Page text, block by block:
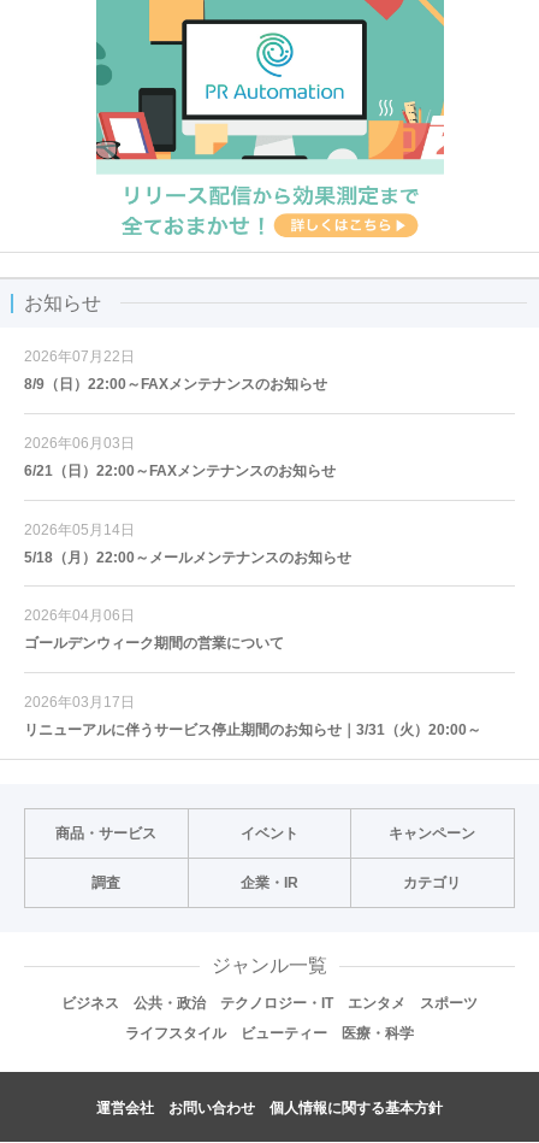
お知らせ
2026年07月22日
8/9（日）22:00～FAXメンテナンスのお知らせ
2026年06月03日
6/21（日）22:00～FAXメンテナンスのお知らせ
2026年05月14日
5/18（月）22:00～メールメンテナンスのお知らせ
2026年04月06日
ゴールデンウィーク期間の営業について
2026年03月17日
リニューアルに伴うサービス停止期間のお知らせ｜3/31（火）20:00～
商品・サービス イベント キャンペーン
調査 企業・IR カテゴリ
ジャンル一覧
ビジネス 公共・政治 テクノロジー・IT エンタメ
スポーツ
ライフスタイル
ビューティー 医療・科学
運営会社 お問い合わせ 個人情報に関する基本方針